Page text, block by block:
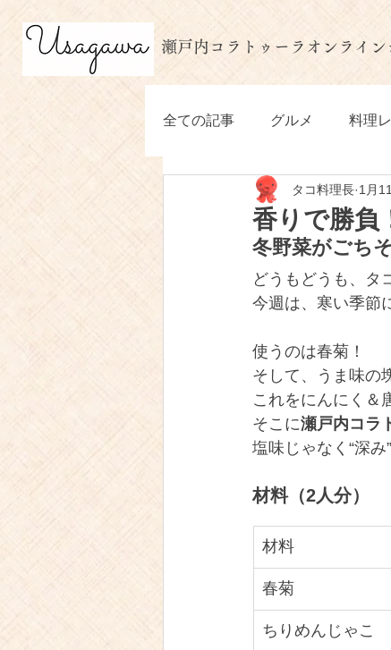
MENU 瀬戸内コラトゥーラオンライン
全ての記事 グルメ 料理
香りで勝負
タコ料理長 1月
冬野菜がごち
どうもどうも、タ
今週は、寒い季節
使うのは春菊！
そして、うま味の
これをにんにく＆
そこに瀬戸内コラ
塩味じゃなく“深
材料（2人分）
材料
春菊
ちりめんじゃこ